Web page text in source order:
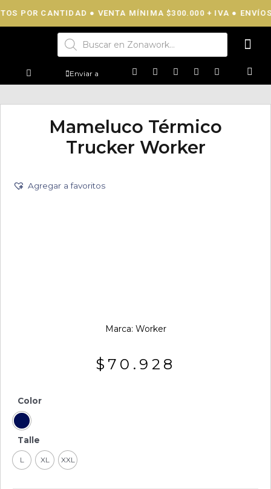
POR CANTIDAD ● VENTA MÍNIMA $300.000 + IVA ●
Enviar a
Mameluco Térmico
Trucker Worker
Agregar a favoritos
Marca: Worker
$ 70.928
Color
Talle
L XL XXL